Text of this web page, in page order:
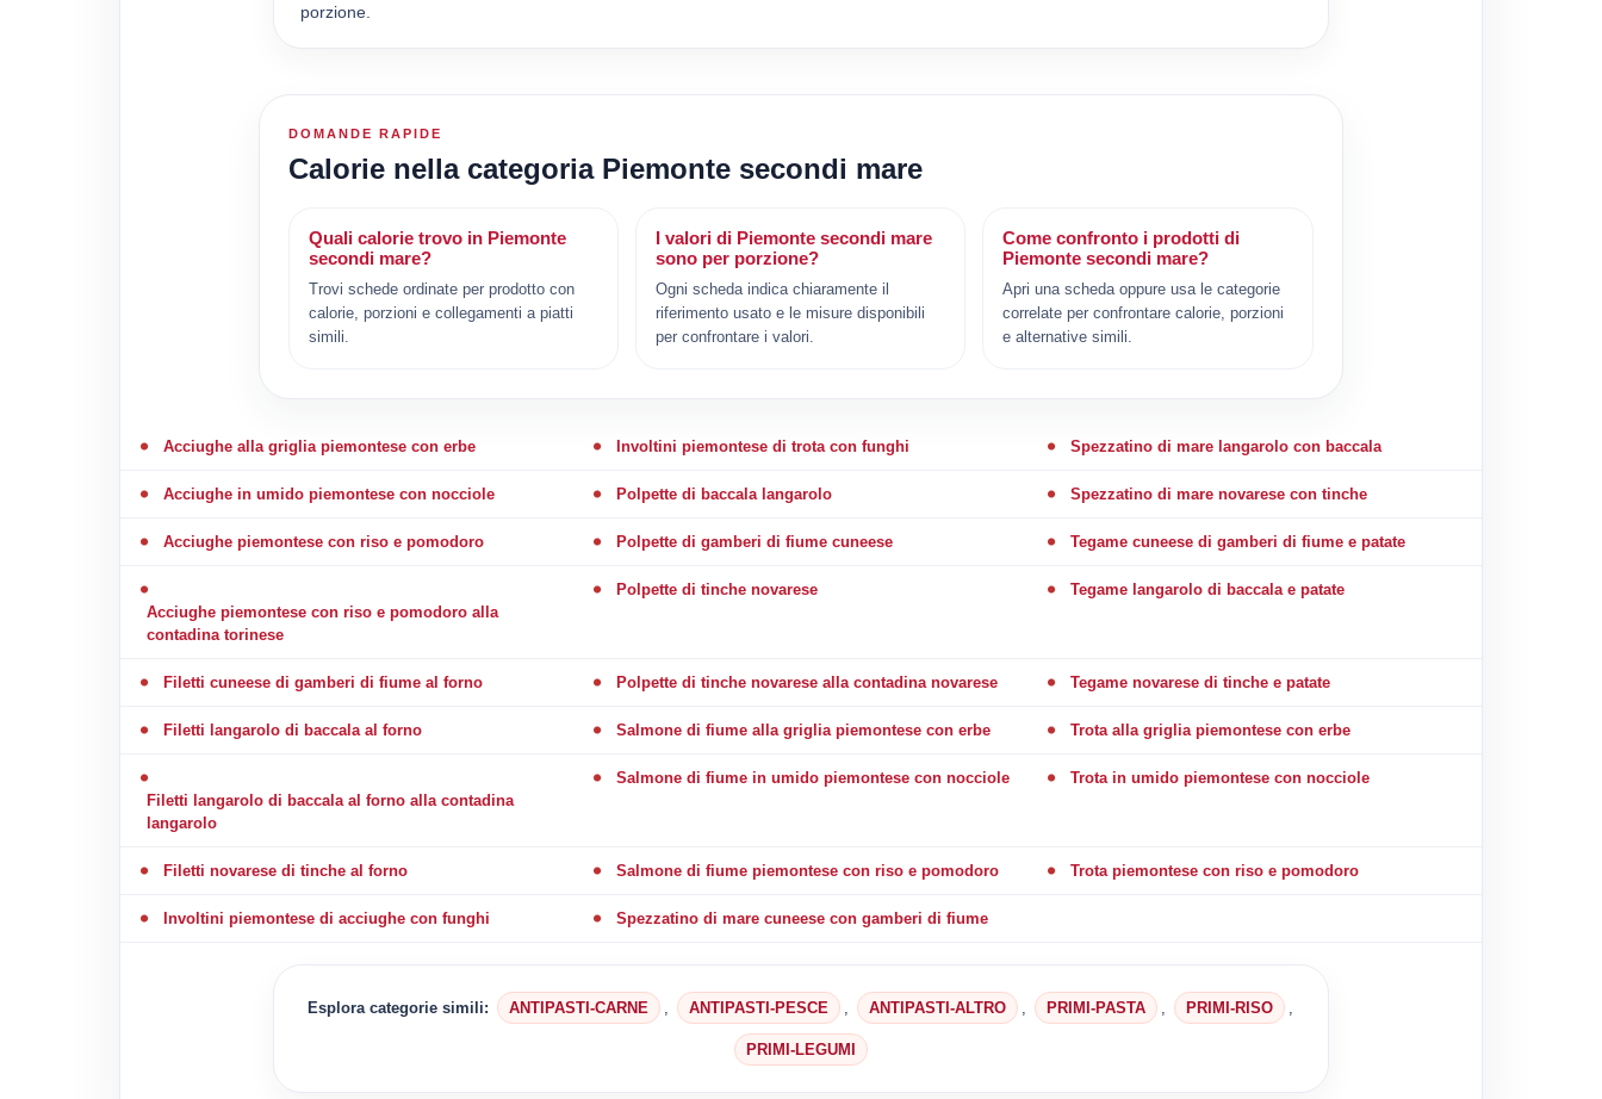
porzione.
DOMANDE RAPIDE
Calorie nella categoria Piemonte secondi mare
Quali calorie trovo in Piemonte
secondi mare?
Trovi schede ordinate per prodotto con
calorie, porzioni e collegamenti a piatti
simili.
I valori di Piemonte secondi mare
sono per porzione?
Ogni scheda indica chiaramente il
riferimento usato e le misure disponibili
per confrontare i valori.
Come confronto i prodotti di
Piemonte secondi mare?
Apri una scheda oppure usa le categorie
correlate per confrontare calorie, porzioni
e alternative simili.
Acciughe alla griglia piemontese con erbe Involtini piemontese di trota con funghi Spezzatino di mare langarolo con baccala
Acciughe in umido piemontese con nocciole Polpette di baccala langarolo Spezzatino di mare novarese con tinche
Acciughe piemontese con riso e pomodoro Polpette di gamberi di fiume cuneese Tegame cuneese di gamberi di fiume e patate
Acciughe piemontese con riso e pomodoro alla
contadina torinese
Polpette di tinche novarese Tegame langarolo di baccala e patate
Filetti cuneese di gamberi di fiume al forno Polpette di tinche novarese alla contadina novarese Tegame novarese di tinche e patate
Filetti langarolo di baccala al forno Salmone di fiume alla griglia piemontese con erbe Trota alla griglia piemontese con erbe
Filetti langarolo di baccala al forno alla contadina
langarolo
Salmone di fiume in umido piemontese con nocciole Trota in umido piemontese con nocciole
Filetti novarese di tinche al forno Salmone di fiume piemontese con riso e pomodoro Trota piemontese con riso e pomodoro
Involtini piemontese di acciughe con funghi Spezzatino di mare cuneese con gamberi di fiume
Esplora categorie simili: ANTIPASTI-CARNE ANTIPASTI-PESCE ANTIPASTI-ALTRO PRIMI-PASTA PRIMI-RISO
PRIMI-LEGUMI